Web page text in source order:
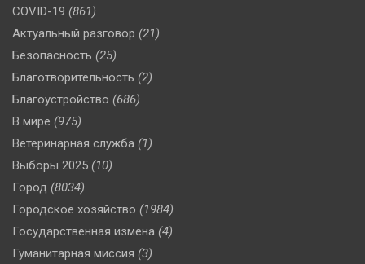
COVID-19 (861)
Актуальный разговор (21)
Безопасность (25)
Благотворительность (2)
Благоустройство (686)
В мире (975)
Ветеринарная служба (1)
Выборы 2025 (10)
Город (8034)
Городское хозяйство (1984)
Государственная измена (4)
Гуманитарная миссия (3)